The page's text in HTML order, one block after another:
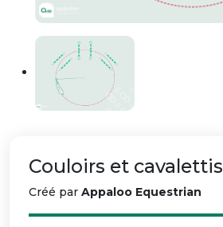
Couloirs et cavalettis
Créé par Appaloo Equestrian